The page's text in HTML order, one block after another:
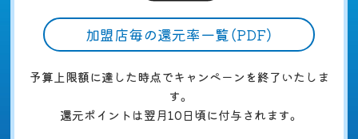
加盟店毎の還元率一覧（PDF）
予算上限額に達した時点でキャンペーンを終了いたしま
す。
還元ポイントは翌月10日頃に付与されます。